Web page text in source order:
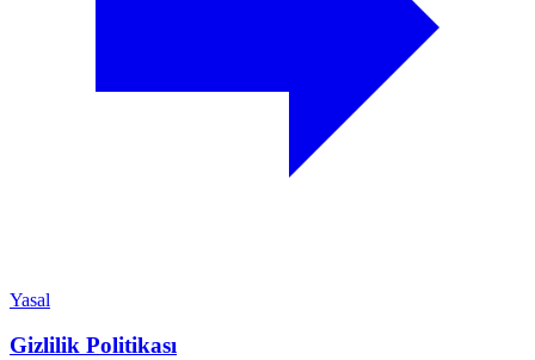
Yasal
Gizlilik Politikası